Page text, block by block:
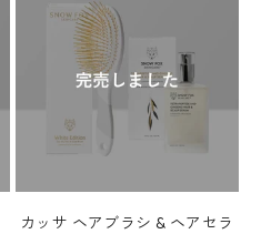
カッサ ヘアブラシ & ヘアセラ